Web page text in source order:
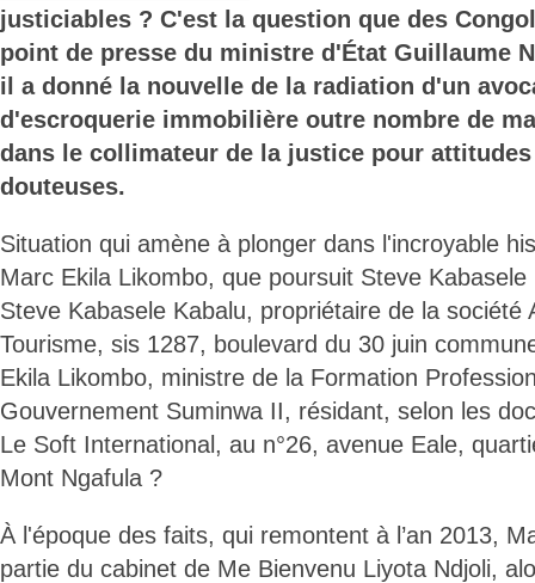
justiciables ? C'est la question que des
point de presse du ministre d'État Guillaume
il a donné la nouvelle de la radiation d'un
d'escroquerie immobilière outre nombre de
dans le collimateur de la justice pour
douteuses.
Situation qui amène à plonger dans l'incroyable
Marc Ekila Likombo, que poursuit Steve
Steve Kabasele Kabalu, propriétaire de la société
Tourisme, sis 1287, boulevard du 30 juin
Ekila Likombo, ministre de la Formation
Gouvernement Suminwa II, résidant, selon les
Le Soft International, au n°26, avenue Eale,
Mont Ngafula ?
À l'époque des faits, qui remontent à l’an 2013,
partie du cabinet de Me Bienvenu Liyota Ndjoli,